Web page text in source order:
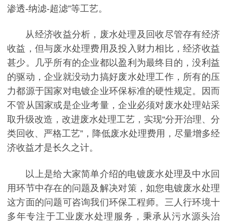
渗透-纳滤-超滤”等工艺。
从经济收益分析，废水处理及回收尽管存有经济
收益，但与废水处理费用及投入财力相比，经济收益
甚少。几乎所有的企业都以盈利为最终目的，没利益
的驱动，企业就没动力搞好废水处理工作，所有的压
力都源于国家对电镀企业环保标准的硬性规定。因而
不管从国家或是企业考量，企业必须对废水处理站采
取升级改造，改进废水处理工艺，实现“分开治理、分
类回收、严格工艺”，降低废水处理费用，尽量增多经
济收益才是长久之计。
以上是给大家简单介绍的电镀废水处理及中水回
用环节中存在的问题及解决对策，如您电镀废水处理
这方面的问题可咨询我们环保工程师。三人行环境十
多年专注于工业废水处理服务，秉承从污水源头治